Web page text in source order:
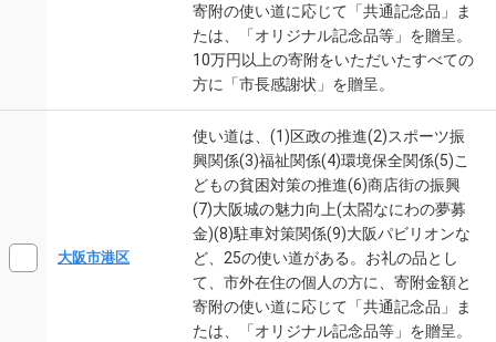
寄附の使い道に応じて「共通記念品」ま
たは、「オリジナル記念品等」を贈呈。
10万円以上の寄附をいただいたすべての
方に「市長感謝状」を贈呈。
大阪市港区
使い道は、(1)区政の推進(2)スポーツ振
興関係(3)福祉関係(4)環境保全関係(5)こ
どもの貧困対策の推進(6)商店街の振興
(7)大阪城の魅力向上(太閤なにわの夢募
金)(8)駐車対策関係(9)大阪パビリオンな
ど、25の使い道がある。お礼の品とし
て、市外在住の個人の方に、寄附金額と
寄附の使い道に応じて「共通記念品」ま
たは、「オリジナル記念品等」を贈呈。